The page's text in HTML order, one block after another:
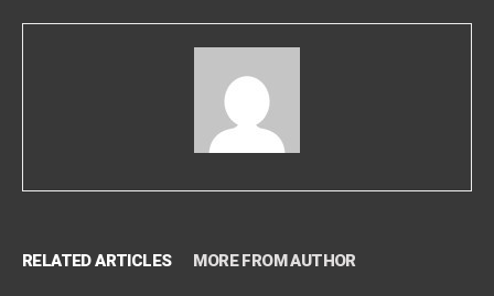
RELATED ARTICLES MORE FROM AUTHOR